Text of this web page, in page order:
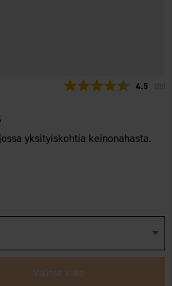
4.5 28
yksityiskohtia keinonahasta.
Valitse koko